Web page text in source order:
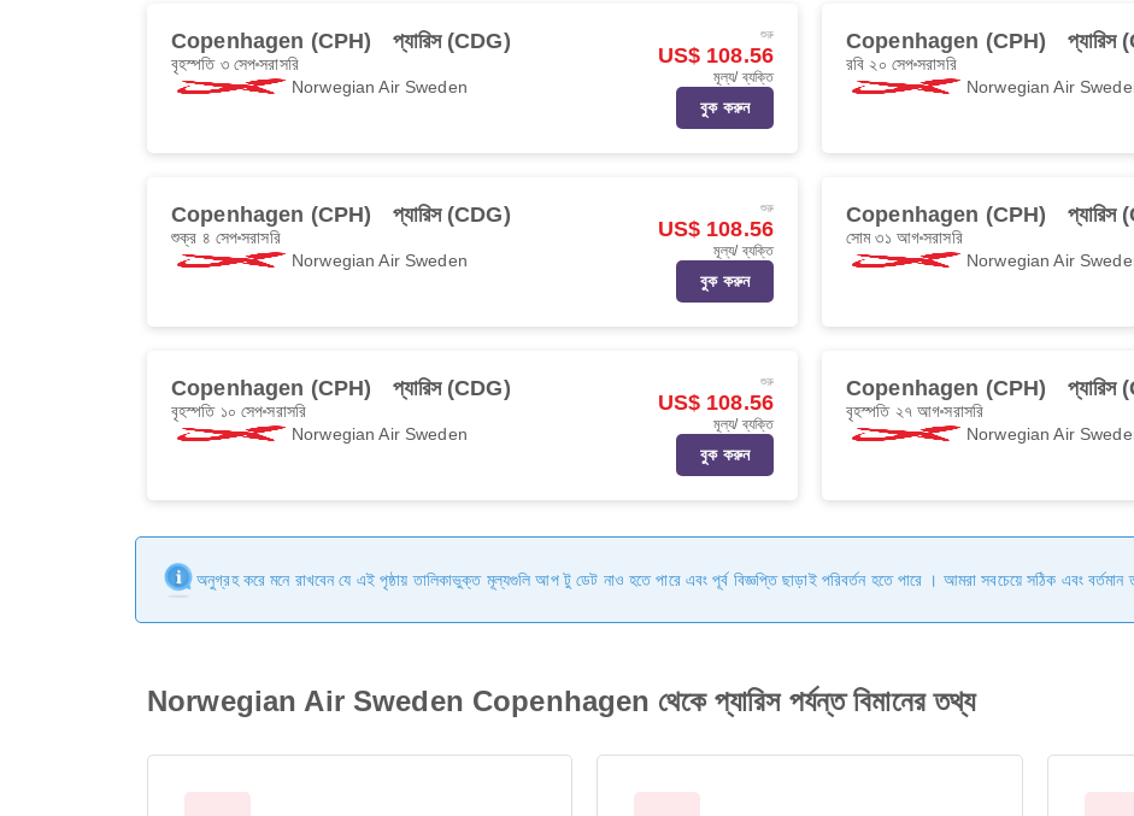
Copenhagen (CPH) প্যারিস (CDG)
বৃহস্পতি ৩ সেপসরাসরি
Norwegian Air Sweden
শুরু
US$ 108.56
মূল্য/ ব্যক্তি
বুক করুন
Copenhagen (CPH) প্যারিস
রবি ২০ সেপসরাসরি
Norwegian Air
Copenhagen (CPH) প্যারিস (CDG)
শুক্র ৪ সেপসরাসরি
Norwegian Air Sweden
শুরু
US$ 108.56
মূল্য/ ব্যক্তি
বুক করুন
Copenhagen (CPH) প্যারিস
সোম ৩১ আগসরাসরি
Norwegian Air
Copenhagen (CPH) প্যারিস (CDG)
বৃহস্পতি ১০ সেপসরাসরি
Norwegian Air Sweden
শুরু
US$ 108.56
মূল্য/ ব্যক্তি
বুক করুন
Copenhagen (CPH) প্যারিস
বৃহস্পতি ২৭ আগসরাসরি
Norwegian Air
অনুগ্রহ করে মনে রাখবেন যে এই পৃষ্ঠায় তালিকাভুক্ত মূল্যগুলি আপ টু ডেট নাও হতে পারে এবং পূর্ব বিজ্ঞপ্তি ছাড়াই পরিবর্তন হতে পারে । আমরা সবচেয়ে সঠিক এবং বর্তমান
Norwegian Air Sweden Copenhagen থেকে প্যারিস পর্যন্ত বিমানের তথ্য